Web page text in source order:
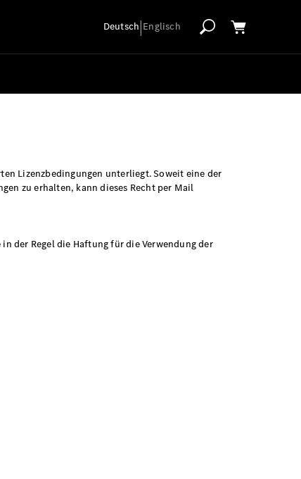
Deutsch|Englisch
Lizenzbedingungen unterliegt. Soweit eine der
zu erhalten, kann dieses Recht per Mail
der Regel die Haftung für die Verwendung der